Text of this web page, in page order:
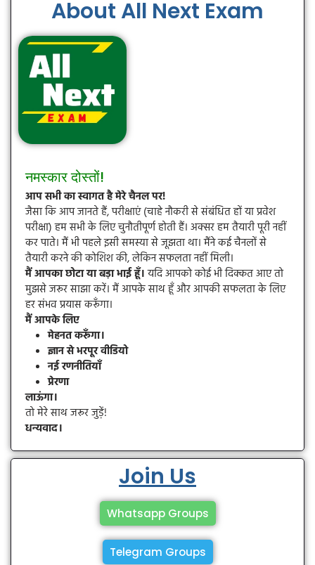
About All Next Exam
नमस्कार दोस्तों!
आप सभी का स्वागत है मेरे चैनल पर!
जैसा कि आप जानते हैं, परीक्षाएं (चाहे नौकरी से संबंधित हों या प्रवेश
परीक्षा) हम सभी के लिए चुनौतीपूर्ण होती हैं। अक्सर हम तैयारी पूरी नहीं
कर पाते। मैं भी पहले इसी समस्या से जूझता था। मैंने कई चैनलों से
तैयारी करने की कोशिश की, लेकिन सफलता नहीं मिली।
मैं आपका छोटा या बड़ा भाई हूँ।यदि आपको कोई भी दिक्कत आए तो
मुझसे जरूर साझा करें। मैं आपके साथ हूँ और आपकी सफलता के लिए
हर संभव प्रयास करूँगा।
मैं आपके लिए
मेहनत करूँगा।
ज्ञान से भरपूर वीडियो
नई रणनीतियाँ
प्रेरणा
लाऊंगा।
तो मेरे साथ जरूर जुड़ें!
धन्यवाद।
Join Us
Whatsapp Groups
Telegram Groups